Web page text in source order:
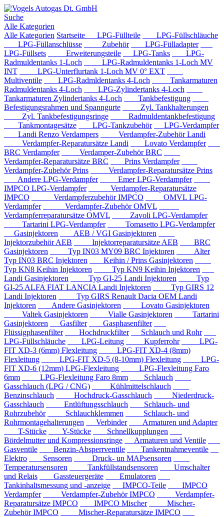
Suche
Alle Kategorien
Alle Kategorien Startseite LPG-Füllteile
LPG-Füllschläuche
LPG-Füllanschlüsse
Zubehör
LPG-Fülladapter
LPG-Füllsets
Erweiterungsteile LPG-Tanks
LPG-
Radmuldentanks 1-Loch
LPG-Radmuldentanks 1-Loch MV
INT
LPG-Unterflurtank 1-Loch MV 0° EXT
Multiventile
LPG-Radmldentanks 4-Loch
Tankarmaturen
Radmuldentanks 4-Loch
LPG-Zylindertanks 4-Loch
Tankarmaturen Zylindertanks 4-Loch
Tankbefestigung
Befestigungsrahmen und Spanngurte
Zyl. Tankhalterungen
Zyl. Tankbefestigungsringe
Radmuldentankbefestigung
Tankmontagesätze
LPG-Tankzubehör
LPG-Verdampfer
Landi Renzo Verdampers
Verdampfer-Zubehör Landi
Verdampfer-Reparatursätze Landi
Lovato Verdampfer
BRC Verdampfer
Verdamper-Zubehör BRC
Verdampfer-Reparatursätze BRC
Prins Verdampfer
Verdampfer-Zubehör Prins
Verdampfer-Reparatursätze Prins
Andere LPG-Verdampfer
Emer LPG-Verdampfer
IMPCO LPG-Verdampfer
Verdampfer-Reparatursätze
IMPCO
Verdampferzubehör IMPCO
OMVL LPG-
Verdampfer
Verdampfer-Zubehör OMVL
Verdampferreparatursätze OMVL
Zavoli LPG-Verdampfer
Tartarini LPG-Verdampfer
Tomasetto LPG-Verdampfer
Gasinjektoren
AEB / VGI Gasinjektoren
Injektorzubehör AEB
Injektorreparatursätze AEB
BRC
Gasinjektoren
Typ IN03 MY09 BRC Injektoren
Alter
Typ IN03 BRC Injektoren
Keihin / Prins Gasinjektoren
Typ KN8 Keihin Injektoren
Typ KN9 Keihin Injektoren
Landi Gasinjektoren
Typ GI-25 Landi Injektoren
Typ
GI-25 ALFA FIAT LANCIA Landi Injektoren
Typ GIRS 12
Landi Injektoren
Typ GIRS Renault Dacia OEM Landi
Injektoren
Andere Gasinjektoren
Lovato Gasinjektoren
Valtek Gasinjektoren
Vialle Gasinjektoren
Tartarini
Gasinjektoren
Gasfilter
Gasphasenfilter
Flüssigphasenfilter
Hochdruckfilter
Schlauch und Rohr
LPG-Füllschläuche
LPG-Leitung Kupferrohr
LPG-
FIT XD-3 (6mm) Flexleitung
LPG-FIT XD-4 (8mm)
Flexleitung
LPG-FIT XD-5 (8-10mm) Flexleitung
LPG-
FIT XD-6 (12mm) LPG-Flexleitung
LPG-Flexleitung Faro
6mm
LPG-Flexleitung Faro 8mm
Schlauch
Gasschlauch (LPG / CNG)
Kühlmittelschlauch
Benzinschlauch
Hochdruck-Gasschlauch
Niederdruck-
Gasschlauch
Entlüftungsschlauch
Schlauch- und
Rohrzubehör
Schlauchklemmen
Schlauch- und
Rohrmontagehalterungen
Verbinder
Armaturen und Adapter
T-Stücke
Y-Stücke
Schnellkupplungen
Bördelmutter und Kompressionsringe
Armaturen und Ventile
Gasventile
Benzin-Absperrventile
Tankentnahmeventile
Elektro
Sensoren
Druck- un MAPsensoren
Temperatursensoren
Tankfüllstandsensoren
Umschalter
und Relais
Gassteuergeräte
Emulatoren
Tankinhaltsmessung und -anzeige
IMPCO-Teile
IMPCO
Verdampfer
Verdampfer-Zubehör IMPCO
Verdampfer-
Reparatursätze IMPCO
IMPCO Mischer
Mischer-
Zubehör IMPCO
Mischer-Reparatursätze IMPCO